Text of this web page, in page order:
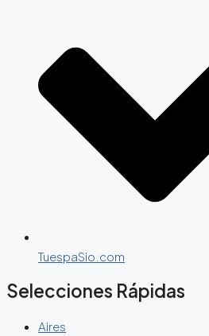
TuespaSio.com
Selecciones Rápidas
Aires